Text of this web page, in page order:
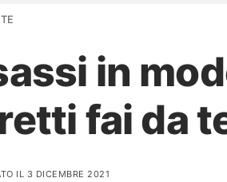
in
fai da
IL 3 DICEMBRE 2021